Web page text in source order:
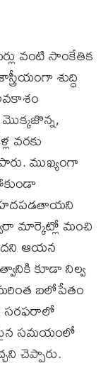
వంటి సాంకేతిక
శుద్ధి
వరకు
ముఖ్యంగా
మార్కెట్లో మంచి
ఆయన
కూడా నిల్వ
మరింత బలోపేతం
సరఫరాలో
సమయంలో
చెప్పారు.